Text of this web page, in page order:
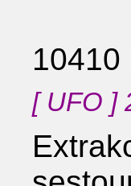
10410
[ UFO ]